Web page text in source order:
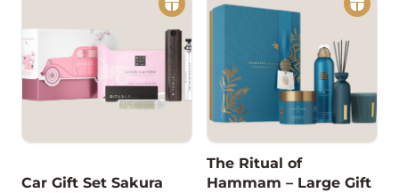
Car Gift Set Sakura
The Ritual of
Hammam – Large Gift